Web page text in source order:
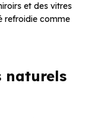
et des vitres
refroidie comme
naturels